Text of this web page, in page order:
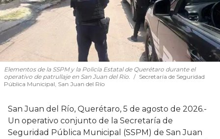
Elementos de la SSPM y la Policía Estatal de Querétaro durante el
operativo de patrullaje en San Juan del Río.
Secretaría de Seguridad
Pública Municipal, San Juan del Río
San Juan del Río, Querétaro, 5 de agosto de 2026.-
Un operativo conjunto de la Secretaría de
Seguridad Pública Municipal (SSPM) de San Juan